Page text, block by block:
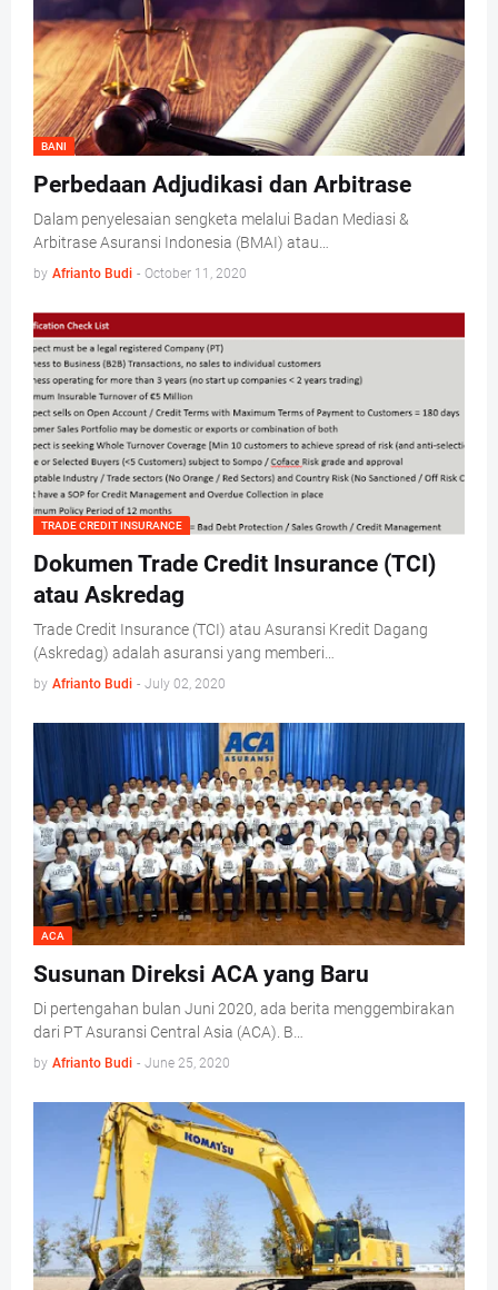
BANI
Perbedaan Adjudikasi dan Arbitrase
Dalam penyelesaian sengketa melalui Badan Mediasi &
Arbitrase Asuransi Indonesia (BMAI) atau…
by Afrianto Budi - October 11, 2020
TRADE CREDIT INSURANCE
Dokumen Trade Credit Insurance (TCI)
atau Askredag
Trade Credit Insurance (TCI) atau Asuransi Kredit Dagang
(Askredag) adalah asuransi yang memberi…
by Afrianto Budi - July 02, 2020
ACA
Susunan Direksi ACA yang Baru
Di pertengahan bulan Juni 2020, ada berita menggembirakan
dari PT Asuransi Central Asia (ACA). B…
by Afrianto Budi - June 25, 2020